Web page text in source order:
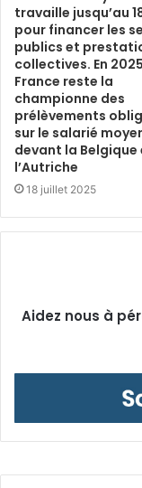
travaille jusqu’au
pour financer les
publics et
collectives. En
France reste la
championne des
prélèvements
sur le salarié
devant la Belgique
l’Autriche
18 juillet 2025
Aidez nous à